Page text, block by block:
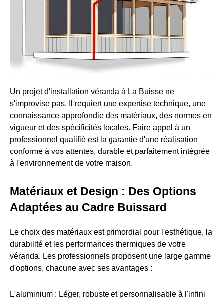
Un projet d'installation véranda à La Buisse ne
s'improvise pas. Il requiert une expertise technique, une
connaissance approfondie des matériaux, des normes en
vigueur et des spécificités locales. Faire appel à un
professionnel qualifié est la garantie d'une réalisation
conforme à vos attentes, durable et parfaitement intégrée
à l'environnement de votre maison.
Matériaux et Design : Des Options
Adaptées au Cadre Buissard
Le choix des matériaux est primordial pour l'esthétique, la
durabilité et les performances thermiques de votre
véranda. Les professionnels proposent une large gamme
d'options, chacune avec ses avantages :
L'aluminium : Léger, robuste et personnalisable à l'infini